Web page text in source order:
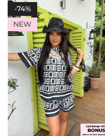
-74%
NEW